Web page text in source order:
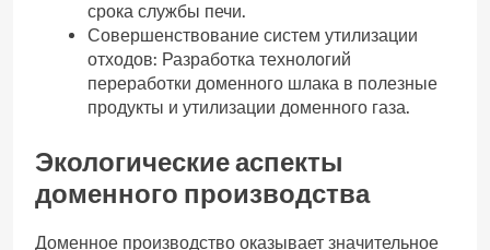
срока службы печи.
Совершенствование систем утилизации
отходов: Разработка технологий
переработки доменного шлака в полезные
продукты и утилизации доменного газа.
Экологические аспекты
доменного производства
Доменное производство оказывает значительное